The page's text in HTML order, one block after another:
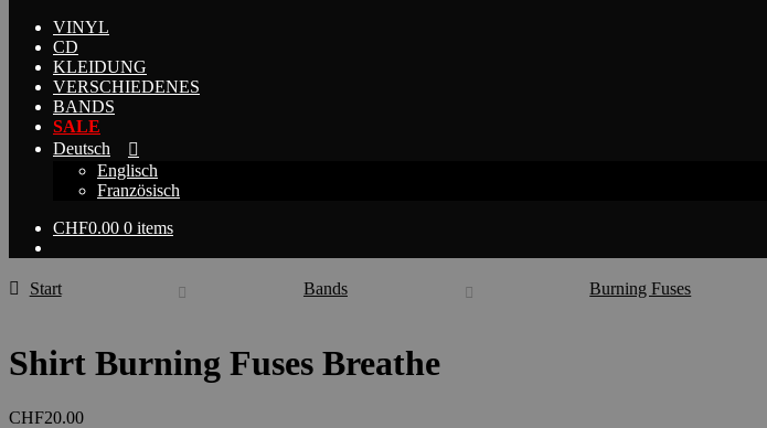
VINYL
CD
KLEIDUNG
VERSCHIEDENES
BANDS
SALE
Deutsch
Englisch
Französisch
CHF0.00 0 items
Start Bands Burning Fuses
Shirt Burning Fuses Breathe
CHF20.00